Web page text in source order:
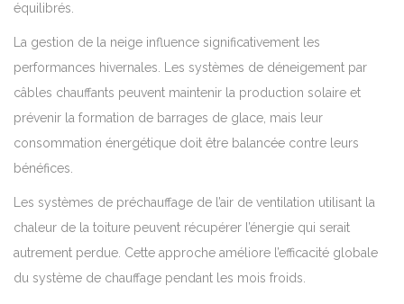
équilibrés.
La gestion de la neige influence significativement les
performances hivernales. Les systèmes de déneigement par
câbles chauffants peuvent maintenir la production solaire et
prévenir la formation de barrages de glace, mais leur
consommation énergétique doit être balancée contre leurs
bénéfices.
Les systèmes de préchauffage de l’air de ventilation utilisant la
chaleur de la toiture peuvent récupérer l’énergie qui serait
autrement perdue. Cette approche améliore l’efficacité globale
du système de chauffage pendant les mois froids.